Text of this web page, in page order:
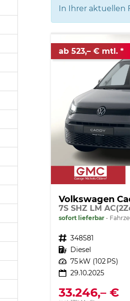
In Ihrer
ab 523,– € mtl.
Volkswagen
7S SHZ LM
sofort lieferbar
Fahrzeugnr. 348581
Kraftstoff Diesel
Leistung 75 kW (102 PS)
29.10.2025
33.246,– €